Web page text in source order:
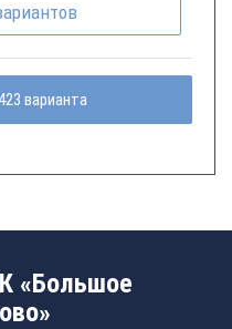
варианта
«Большое